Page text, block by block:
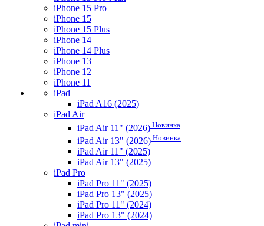
iPhone 15 Pro
iPhone 15
iPhone 15 Plus
iPhone 14
iPhone 14 Plus
iPhone 13
iPhone 12
iPhone 11
iPad
iPad A16 (2025)
iPad Air
iPad Air 11" (2026) Новинка
iPad Air 13" (2026) Новинка
iPad Air 11" (2025)
iPad Air 13" (2025)
iPad Pro
iPad Pro 11" (2025)
iPad Pro 13" (2025)
iPad Pro 11" (2024)
iPad Pro 13" (2024)